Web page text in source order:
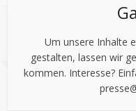
Um unsere Inhalte
gestalten, lassen wir
kommen. Interesse?